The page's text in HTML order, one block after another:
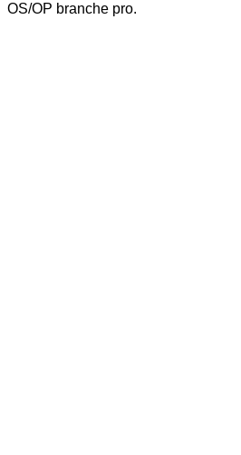
OS/OP branche pro.